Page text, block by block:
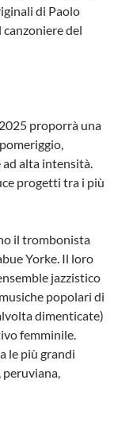
di Paolo
del
proporrà una
alta intensità.
progetti tra i più
il trombonista
Yorke. Il loro
jazzistico
popolari di
dimenticate)
femminile.
le più grandi